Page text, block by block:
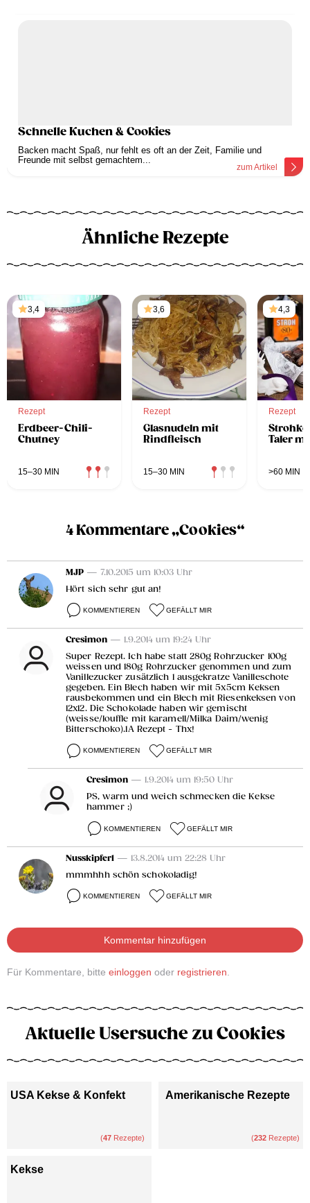
Schnelle Kuchen & Cookies
Backen macht Spaß, nur fehlt es oft an der Zeit, Familie und
Freunde mit selbst gemachtem...
zum Artikel
Ähnliche Rezepte
3,4
Rezept
Erdbeer-Chili-
Chutney
15–30 MIN
3,6
Rezept
Glasnudeln mit
Rindfleisch
15–30 MIN
4,3
Rezept
Taler
>60 MIN
4 Kommentare „Cookies“
MJP — 7.10.2015 um 10:03 Uhr
Hört sich sehr gut an!
KOMMENTIEREN GEFÄLLT MIR
Cresimon — 1.9.2014 um 19:24 Uhr
Super Rezept. Ich habe statt 280g Rohrzucker 100g
weissen und 180g Rohrzucker genommen und zum
Vanillezucker zusätzlich 1 ausgekratze Vanilleschote
gegeben. Ein Blech haben wir mit 5x5cm Keksen
rausbekommen und ein Blech mit Riesenkeksen von
12x12. Die Schokolade haben wir gemischt
(weisse/louffle mit karamell/Milka Daim/wenig
Bitterschoko).1A Rezept - Thx!
KOMMENTIEREN GEFÄLLT MIR
Cresimon — 1.9.2014 um 19:50 Uhr
PS, warm und weich schmecken die Kekse
hammer ;)
KOMMENTIEREN GEFÄLLT MIR
Nusskipferl — 13.8.2014 um 22:28 Uhr
mmmhhh schön schokoladig!
KOMMENTIEREN GEFÄLLT MIR
Kommentar hinzufügen
Für Kommentare, bitte einloggen oder registrieren
Aktuelle Usersuche zu Cookies
USA Kekse & Konfekt
(47 Rezepte)
Amerikanische Rezepte
(232 Rezepte)
Kekse